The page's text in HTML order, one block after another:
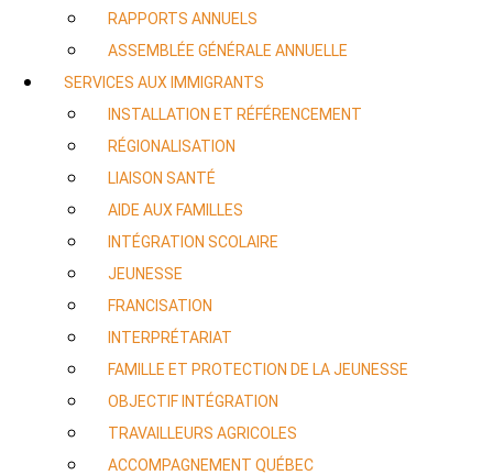
RAPPORTS ANNUELS
ASSEMBLÉE GÉNÉRALE ANNUELLE
SERVICES AUX IMMIGRANTS
INSTALLATION ET RÉFÉRENCEMENT
RÉGIONALISATION
LIAISON SANTÉ
AIDE AUX FAMILLES
INTÉGRATION SCOLAIRE
JEUNESSE
FRANCISATION
INTERPRÉTARIAT
FAMILLE ET PROTECTION DE LA JEUNESSE
OBJECTIF INTÉGRATION
TRAVAILLEURS AGRICOLES
ACCOMPAGNEMENT QUÉBEC